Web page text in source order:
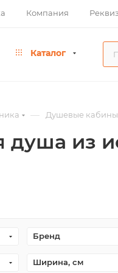
Компания
Каталог
— Душевые
из
Бренд
Ширина, см